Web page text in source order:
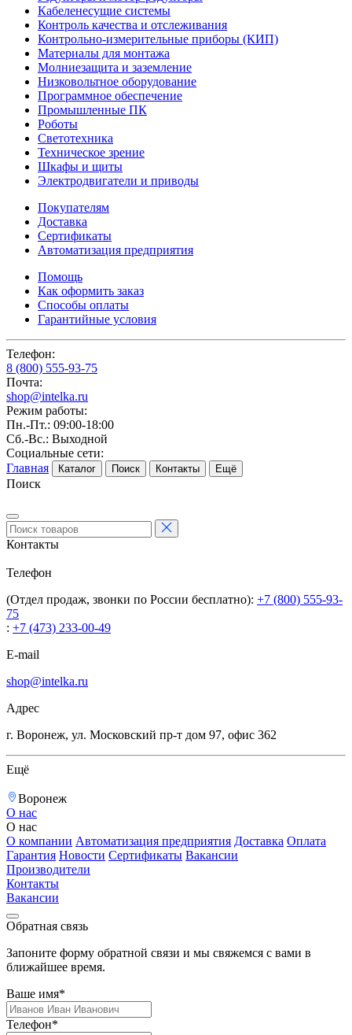
Кабеленесущие системы
Контроль качества и отслеживания
Контрольно-измерительные приборы (КИП)
Материалы для монтажа
Молниезащита и заземление
Низковольтное оборудование
Программное обеспечение
Промышленные ПК
Роботы
Светотехника
Техническое зрение
Шкафы и щиты
Электродвигатели и приводы
Покупателям
Доставка
Сертификаты
Автоматизация предприятия
Помощь
Как оформить заказ
Способы оплаты
Гарантийные условия
Телефон:
8 (800) 555-93-75
Почта:
shop@intelka.ru
Режим работы:
Пн.-Пт.: 09:00-18:00
Сб.-Вс.: Выходной
Социальные сети:
Главная
Каталог Поиск Контакты Ещё
Поиск
Контакты
Телефон
(Отдел продаж, звонки по России бесплатно): +7 (800) 555-93-
75
: +7 (473) 233-00-49
E-mail
shop@intelka.ru
Адрес
г. Воронеж, ул. Московский пр-т дом 97, офис 362
Ещё
Воронеж
О нас
О нас
О компании Автоматизация предприятия Доставка Оплата
Гарантия Новости Сертификаты Вакансии
Производители
Контакты
Вакансии
Обратная связь
Запоните форму обратной связи и мы свяжемся с вами в
ближайшее время.
Ваше имя*
Телефон*